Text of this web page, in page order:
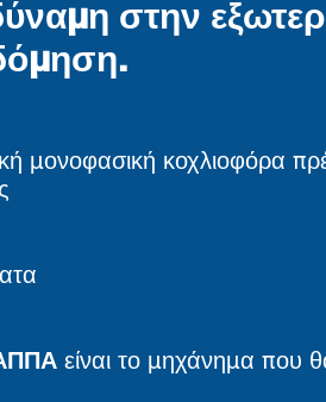
στην
μονοφασική κοχλιοφόρα
είναι το μηχάνημα που